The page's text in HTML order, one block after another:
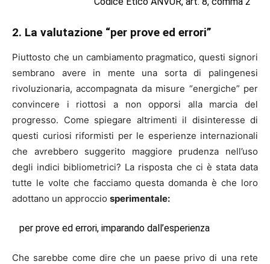
2. La valutazione “per prove ed errori”
Piuttosto che un cambiamento pragmatico, questi signori
sembrano avere in mente una sorta di palingenesi
rivoluzionaria, accompagnata da misure “energiche” per
convincere i riottosi a non opporsi alla marcia del
progresso. Come spiegare altrimenti il disinteresse di
questi curiosi riformisti per le esperienze internazionali
che avrebbero suggerito maggiore prudenza nell’uso
degli indici bibliometrici? La risposta che ci è stata data
tutte le volte che facciamo questa domanda è che loro
adottano un approccio sperimentale:
per prove ed errori, imparando dall’esperienza
Che sarebbe come dire che un paese privo di una rete